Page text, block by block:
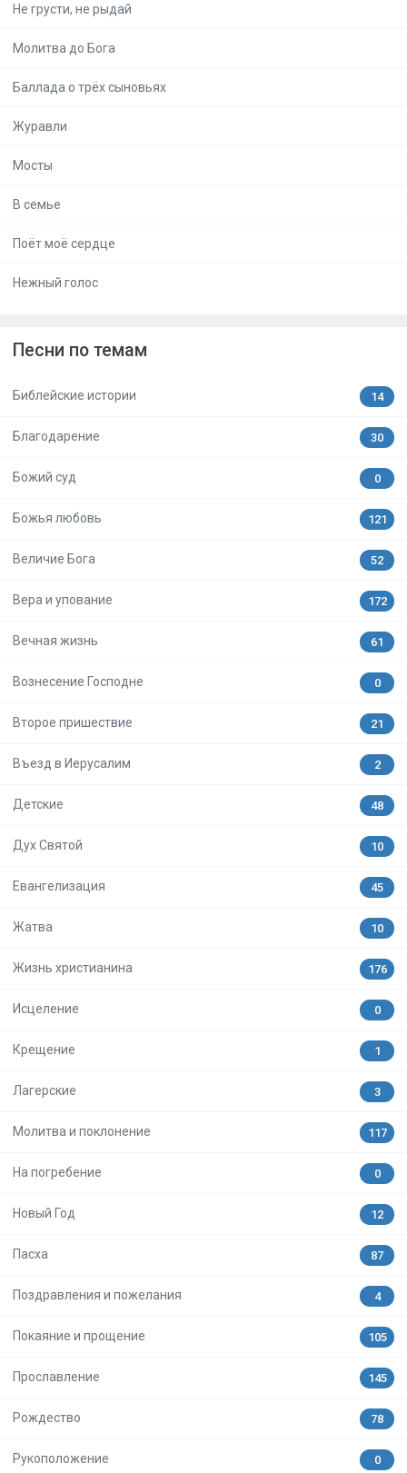
Не грусти, не рыдай
Молитва до Бога
Баллада о трёх сыновьях
Журавли
Мосты
В семье
Поёт моё сердце
Нежный голос
Песни по темам
Библейские истории 14
Благодарение 30
Божий суд 0
Божья любовь 121
Величие Бога 52
Вера и упование 172
Вечная жизнь 61
Вознесение Господне 0
Второе пришествие 21
Въезд в Иерусалим 2
Детские 48
Дух Святой 10
Евангелизация 45
Жатва 10
Жизнь христианина 176
Исцеление 0
Крещение 1
Лагерские 3
Молитва и поклонение 117
На погребение 0
Новый Год 12
Пасха 87
Поздравления и пожелания 4
Покаяние и прощение 105
Прославление 145
Рождество 78
Рукоположение 0